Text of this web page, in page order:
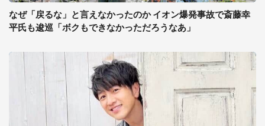
なぜ「戻るな」と言えなかったのか イオン爆発事故で斎藤幸
平氏も逡巡「ボクもできなかっただろうなあ」